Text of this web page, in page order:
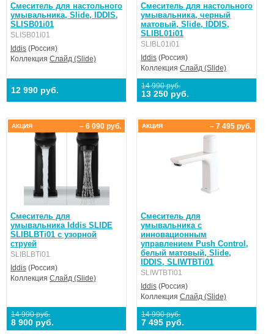
Смеситель для настольного
умывальника, Slide, IDDIS,
SLISB01i01
SLISB01i01
Iddis (Россия)
Коллекция Слайд (Slide)
12 990 руб.
Смеситель для настольного
умывальника, черный
матовый, Slide, IDDIS,
SLIBL01i01
SLIBL01i01
Iddis (Россия)
КоллекцияСлайд (Slide)
14 990 руб.
13 250 руб.
Смеситель для
умывальника Iddis SLIDE
SLIBLBTi01 с узорной
струей
SLIBLBTi01
Iddis (Россия)
Коллекция Слайд (Slide)
14 990 руб.
8 900 руб.
– 6 090 руб.
АКЦИЯ
Смеситель для
умывальника с
инновационным
управлением Push Control,
белый матовый, Slide,
IDDIS, SLIWTBTi01
SLIWTBTi01
Iddis (Россия)
КоллекцияСлайд (Slide)
14 990 руб.
7 495 руб.
– 7 495 руб.
АКЦИЯ